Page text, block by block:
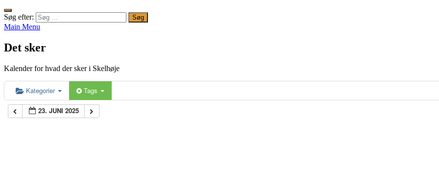
Søg efter:
Main Menu
Det sker
Kalender for hvad der sker i Skelhøje
Kategorier Tags
23. JUNI 2025